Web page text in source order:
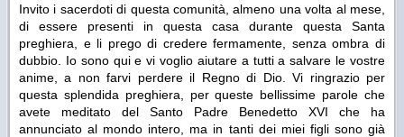
Invito i sacerdoti di questa comunità, almeno una volta al mese,
di essere presenti in questa casa durante questa Santa
preghiera, e li prego di credere fermamente, senza ombra di
dubbio. Io sono qui e vi voglio aiutare a tutti a salvare le vostre
anime, a non farvi perdere il Regno di Dio. Vi ringrazio per
questa splendida preghiera, per queste bellissime parole che
avete meditato del Santo Padre Benedetto XVI che ha
annunciato al mondo intero, ma in tanti dei miei figli sono già